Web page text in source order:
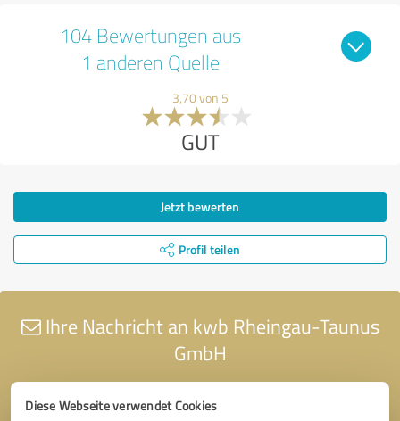
Diese Webseite verwendet Cookies
104 Bewertungen aus
1 anderen Quelle
3,70 von 5
GUT
Jetzt bewerten
Profil teilen
Ihre Nachricht an kwb Rheingau-Taunus
GmbH